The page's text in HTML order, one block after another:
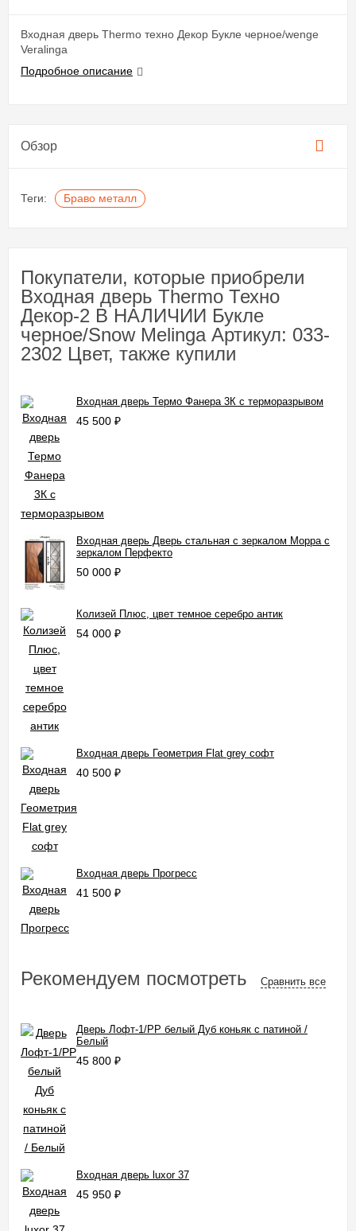
Входная дверь Thermo техно Декор Букле черное/wenge
Veralinga
Подробное описание
Обзор
Теги: Браво металл
Покупатели, которые приобрели
Входная дверь Thermo Техно
Декор-2 В НАЛИЧИИ Букле
черное/Snow Melinga Артикул: 033-
2302 Цвет, также купили
Входная дверь Термо Фанера 3К c терморазрывом
45 500 ₽
Входная дверь Дверь стальная с зеркалом Морра с
зеркалом Перфекто
50 000 ₽
Колизей Плюс, цвет темное серебро антик
54 000 ₽
Входная дверь Геометрия Flat grey софт
40 500 ₽
Входная дверь Прогресс
41 500 ₽
Рекомендуем посмотреть Сравнить все
Дверь Лофт-1/PP белый Дуб коньяк с патиной /
Белый
45 800 ₽
Входная дверь luxor 37
45 950 ₽